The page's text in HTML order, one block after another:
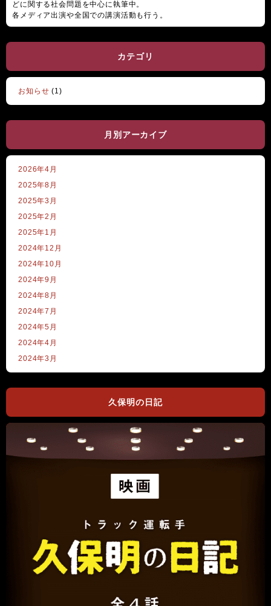
どに関する社会問題を中心に執筆中。
各メディア出演や全国での講演活動も行う。
カテゴリ
お知らせ (1)
月別アーカイブ
2026年4月
2025年8月
2025年3月
2025年2月
2025年1月
2024年12月
2024年10月
2024年9月
2024年8月
2024年7月
2024年5月
2024年4月
2024年3月
久保明の日記